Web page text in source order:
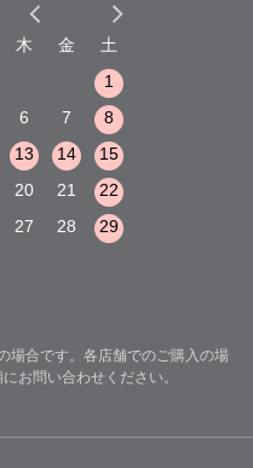
木 金
土
1
6 7
8
13 14
15
20 21
22
27 28
29
場合です。各店舗でのご購入の場
お問い合わせください。